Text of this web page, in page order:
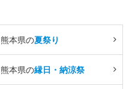
熊本県の夏祭り
熊本県の縁日・納涼祭